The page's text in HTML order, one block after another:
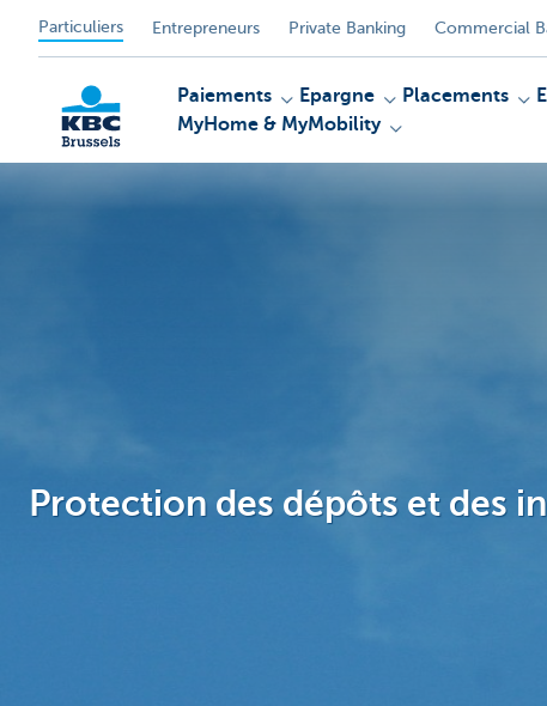
Particuliers Entrepreneurs Private Banking Commercial
Paiements Epargne Placements
MyHome & MyMobility
Protection des dépôts et des